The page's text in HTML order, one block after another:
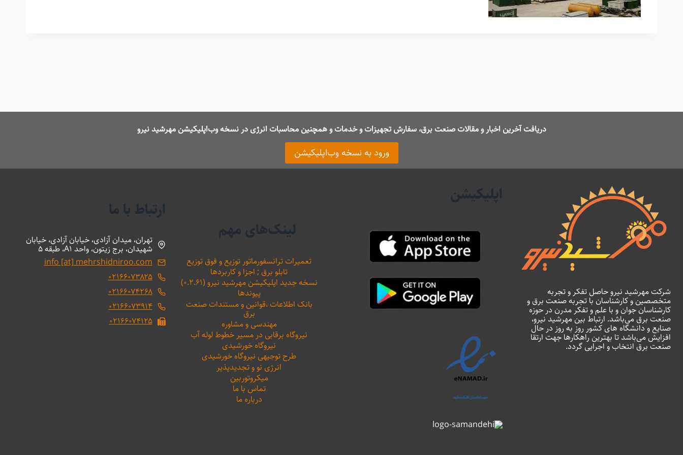
دریافت آخرین اخبار و مقالات صنعت برق، سفارش تجهیزات و خدمات و همچنین محاسبات انرژی در نسخه وب‌اپلیکیشن مهرشید نیرو
ورود به نسخه وب‌اپلیکیشن
شرکت مهرشید نیرو حاصل تفکر و تجربه
متخصصین و کارشناسان با تجربه صنعت برق و
کارشناسان جوان و با علم و تفکر مدرن در حوزه
صنعت برق می‌باشد. ارتباط بین مهرشید نیرو،
صنایع و دانشگاه های کشور روز به روز در حال
افزایش می‌باشد تا بهترین راهکارها جهت ارتقا
صنعت برق انتخاب و اجرایی گردد.
اپلیکیشن
لینک‌های مهم
تعمیرات ترانسفورماتور توزیع و فوق توزیع
تابلو برق ; اجزا و کاربردها
نسخه جدید اپلیکیشن مهرشید نیرو (۰.۲.۶۱)
پیوندها
بانک اطلاعات ،‌قوانین و مستندات صنعت
برق
مهندسی و مشاوره
نیروگاه برقابی در مسیر خطوط لوله آب
نیروگاه خورشیدی
طرح توجیهی نیروگاه خورشیدی
انرژی نو و تجدیدپذیر
میکروتوربین
تماس با ما
درباره ما
ارتباط با ما
تهران، میدان آزادی، خیابان آزادی، خیابان
شهیدان، برج زیتون، واحد A1، طبقه 5
info [at] mehrshidniroo.com
۰۲۱۶۶۰۷۳۸۲۵
۰۲۱۶۶۰۷۴۲۶۸
۰۲۱۶۶۰۷۳۹۱۴
۰۲۱۶۶۰۷۴۱۲۵